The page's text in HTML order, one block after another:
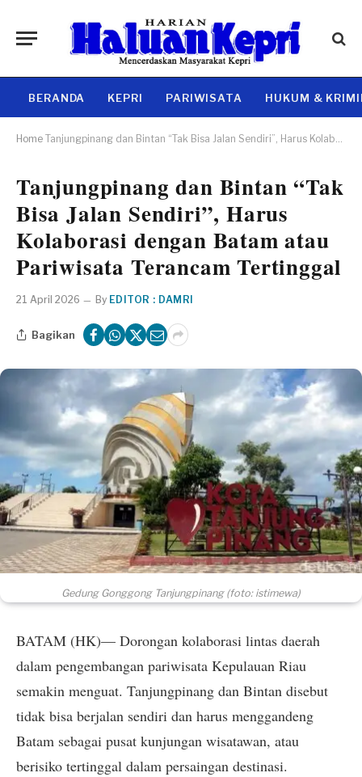
BERANDA KEPRI PARIWISATA HUKUM &
Home Tanjungpinang dan Bintan “Tak Bisa Jalan Sendiri”, Harus Kolaborasi dengan Batam atau Pariwisata Terancam Tertinggal
Tanjungpinang dan Bintan “Tak
Bisa Jalan Sendiri”, Harus
Kolaborasi dengan Batam atau
Pariwisata Terancam Tertinggal
21 April 2026 By EDITOR : DAMRI
Bagikan
Gedung Gonggong Tanjungpinang (foto: istimewa)
BATAM (HK)— Dorongan kolaborasi lintas daerah
dalam pengembangan pariwisata Kepulauan Riau
semakin menguat. Tanjungpinang dan Bintan disebut
tidak bisa berjalan sendiri dan harus menggandeng
Batam sebagai pusat kunjungan wisatawan, atau
berisiko tertinggal dalam persaingan destinasi.